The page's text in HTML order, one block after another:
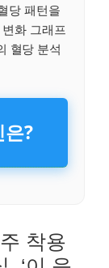
당 패턴을
화 그래프
혈당 분석
?
착용